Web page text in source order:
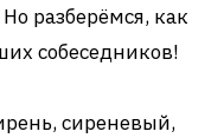
разберёмся, как
собеседников!
сиреневый,